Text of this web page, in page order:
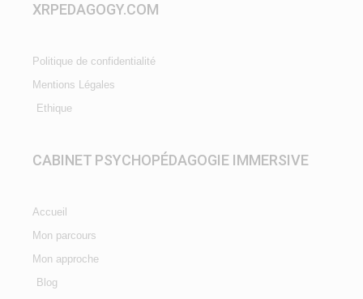
XRPEDAGOGY.COM
Politique de confidentialité
Mentions Légales
Ethique
CABINET PSYCHOPÉDAGOGIE IMMERSIVE
Accueil
Mon parcours
Mon approche
Blog